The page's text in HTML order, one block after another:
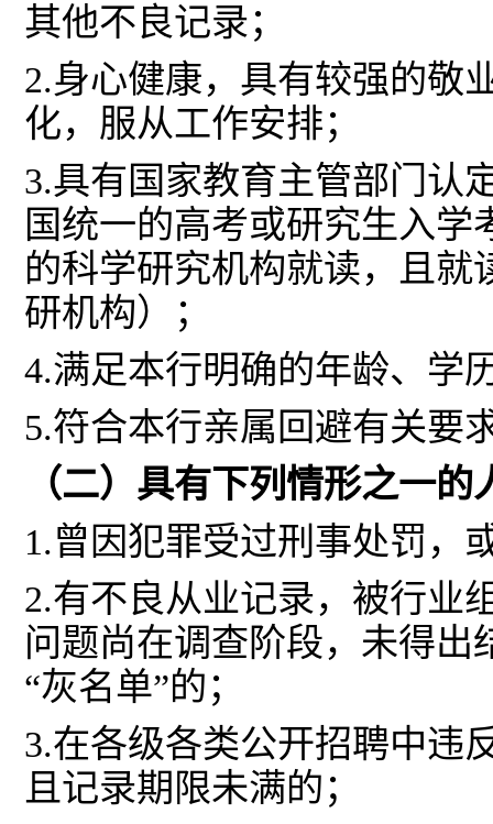
其他不良记录；
2.身心健康，具有较强的敬
化，服从工作安排；
3.具有国家教育主管部门认
国统一的高考或研究生入
的科学研究机构就读，且
研机构）；
4.满足本行明确的年龄、学
5.符合本行亲属回避有关要
（二）具有下列情形之一的
1.曾因犯罪受过刑事处罚，
2.有不良从业记录，被行业
问题尚在调查阶段，未得出
“灰名单”的；
3.在各级各类公开招聘中违
且记录期限未满的；